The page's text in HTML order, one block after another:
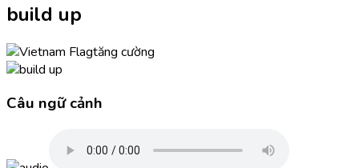
build up
tăng cường
Câu ngữ cảnh